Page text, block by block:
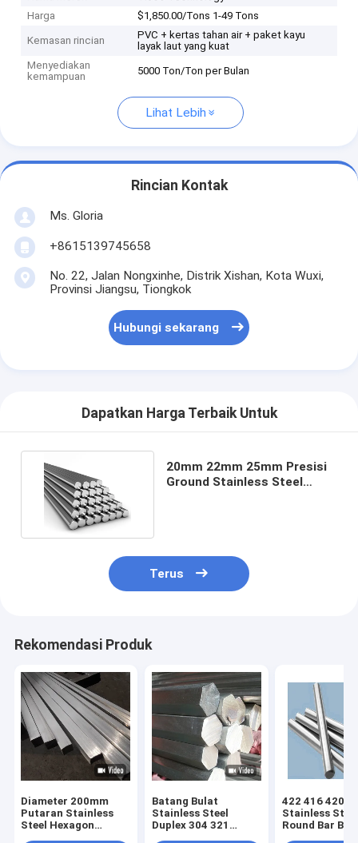
Harga
$1,850.00/Tons 1-49 Tons
Kemasan rincian
PVC + kertas tahan air + paket kayu
layak laut yang kuat
Menyediakan
kemampuan
5000 Ton/Ton per Bulan
Lihat Lebih
Rincian Kontak
Ms. Gloria
+8615139745658
No. 22, Jalan Nongxinhe, Distrik Xishan, Kota Wuxi,
Provinsi Jiangsu, Tiongkok
Hubungi sekarang
Dapatkan Harga Terbaik Untuk
20mm 22mm 25mm Presisi
Ground Stainless Steel
Terus
Rekomendasi Produk
Diameter 200mm
Putaran Stainless
Steel Hexagon
Batang Bulat
Stainless Steel
Duplex 304 321
422 416 420
Stainless
Round Bar BA